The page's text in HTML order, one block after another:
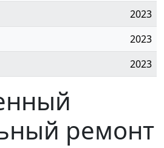
2023
2023
2023
ремонт